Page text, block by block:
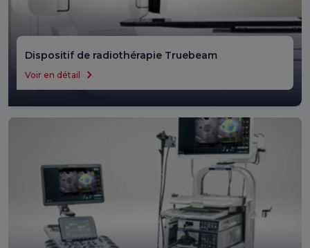
Dispositif de radiothérapie Truebeam
Voir en détail